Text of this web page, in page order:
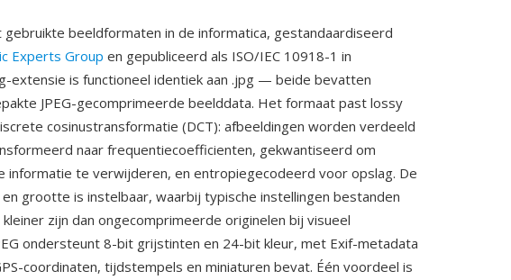
gebruikte beeldformaten in de informatica, gestandaardiseerd
Experts Group en gepubliceerd als ISO/IEC 10918-1 in
extensie is functioneel identiek aan .jpg — beide bevatten
JPEG-gecomprimeerde beelddata. Het formaat past lossy
cosinustransformatie (DCT): afbeeldingen worden verdeeld
naar frequentiecoefficienten, gekwantiseerd om
informatie te verwijderen, en entropiegecodeerd voor opslag. De
grootte is instelbaar, waarbij typische instellingen bestanden
zijn dan ongecomprimeerde originelen bij visueel
ondersteunt 8-bit grijstinten en 24-bit kleur, met Exif-metadata
coordinaten, tijdstempels en miniaturen bevat. Één voordeel is